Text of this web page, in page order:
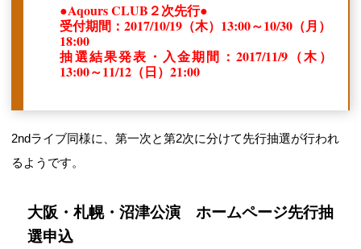
●Aqours CLUB２次先行●
受付期間：2017/10/19（木）13:00～10/30（月）
18:00
抽選結果発表・入金期間：2017/11/9（木）
13:00～11/12（日）21:00
2ndライブ同様に、第一次と第2次に分けて先行抽選が行われ
るようです。
大阪・札幌・沼津公演 ホームページ先行抽
選申込